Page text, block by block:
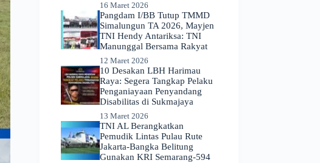
16 Maret 2026
Pangdam I/BB Tutup TMMD
Simalungun TA 2026, Mayjen
TNI Hendy Antariksa: TNI
Manunggal Bersama Rakyat
12 Maret 2026
​10 Desakan LBH Harimau
Raya: Segera Tangkap Pelaku
Penganiayaan Penyandang
Disabilitas di Sukmajaya
13 Maret 2026
TNI AL Berangkatkan
Pemudik Lintas Pulau Rute
Jakarta-Bangka Belitung
Gunakan KRI Semarang-594